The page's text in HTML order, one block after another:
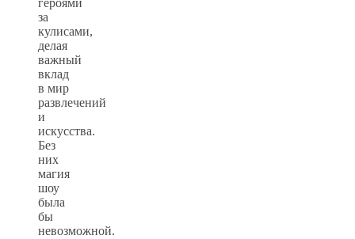
героями
за
кулисами,
делая
важный
вклад
в мир
развлечений
и
искусства.
Без
них
магия
шоу
была
бы
невозможной.